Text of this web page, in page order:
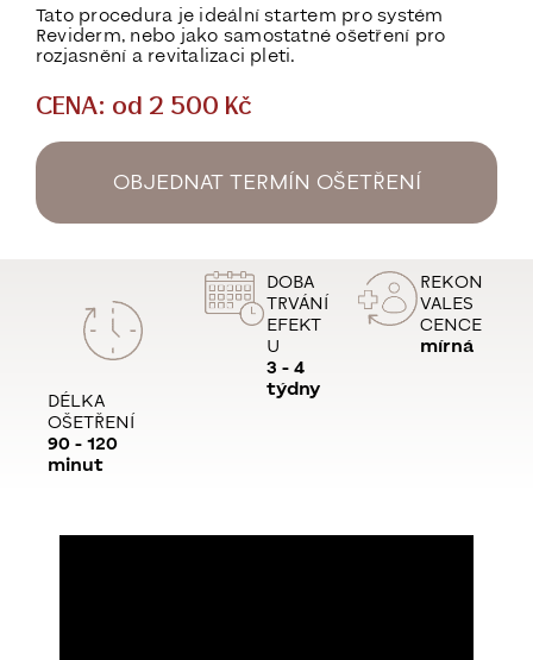
Tato procedura je ideální startem pro systém
Reviderm, nebo jako samostatné ošetření pro
rozjasnění a revitalizaci pleti.
CENA: od 2 500 Kč
OBJEDNAT TERMÍN OŠETŘENÍ
DÉLKA
OŠETŘENÍ
90 - 120
minut
DOBA
TRVÁNÍ
EFEKT
U
3 - 4
týdny
REKON
VALES
CENCE
mírná